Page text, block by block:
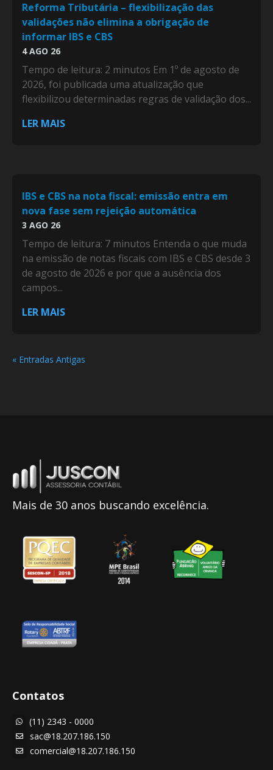
Reforma Tributária – flexibilização das
validações não elimina a obrigação de
informar IBS e CBS
4 AGO 26
Tempo de leitura: 2 minutos Em 1º de agosto de
2026, foi publicada uma atualização que
flexibilizou determinadas regras de validação dos...
LER MAIS
IBS e CBS na nota fiscal: emissão entra em
nova fase sem rejeição automática
3 AGO 26
Tempo de leitura: 7 minutos Entenda o que muda
na emissão de notas fiscais com IBS e CBS desde 3
de agosto de 2026 e por que a ausência dos
campos...
LER MAIS
« Entradas Antigas
Mais de 30 anos buscando excelência.
Contatos
 (11) 2343 - 0000
 sac@18.207.186.150
 comercial@18.207.186.150